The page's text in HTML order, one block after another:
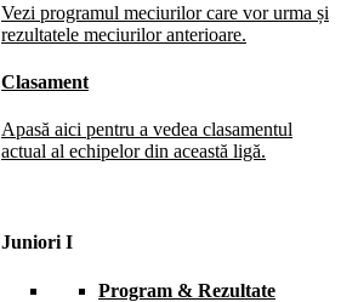
Vezi programul meciurilor care vor urma și
rezultatele meciurilor anterioare.
Clasament
Apasă aici pentru a vedea clasamentul
actual al echipelor din această ligă.
Juniori I
Program & Rezultate